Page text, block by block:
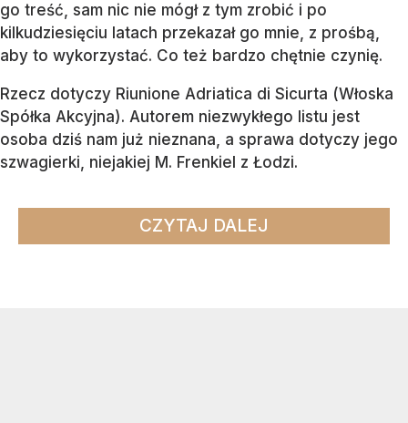
go treść, sam nic nie mógł z tym zrobić i po
kilkudziesięciu latach przekazał go mnie, z prośbą,
aby to wykorzystać. Co też bardzo chętnie czynię.
Rzecz dotyczy Riunione Adriatica di Sicurta (Włoska
Spółka Akcyjna). Autorem niezwykłego listu jest
osoba dziś nam już nieznana, a sprawa dotyczy jego
szwagierki, niejakiej M. Frenkiel z Łodzi.
CZYTAJ DALEJ